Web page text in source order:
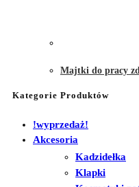
Majtki do pracy
Kategorie Produktów
!wyprzedaż!
Akcesoria
Kadzidełka
Klapki